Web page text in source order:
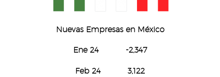
Nuevas Empresas en México
Ene 24 -2,347
Feb 24 3,122